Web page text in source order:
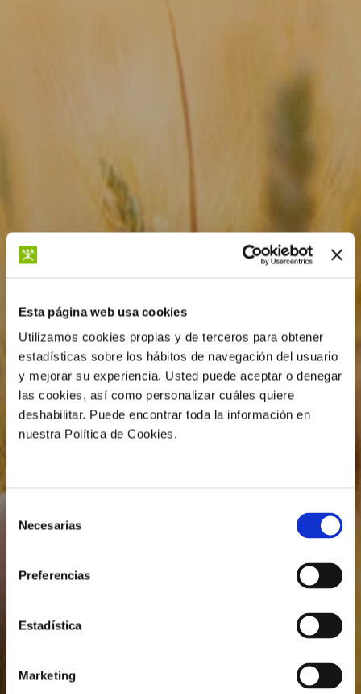
Esta página web usa cookies
Utilizamos cookies propias y de terceros para obtener
estadísticas sobre los hábitos de navegación del usuario
y mejorar su experiencia. Usted puede aceptar o denegar
las cookies, así como personalizar cuáles quiere
deshabilitar. Puede encontrar toda la información en
nuestra Política de Cookies.
Necesarias
Preferencias
Estadística
Marketing